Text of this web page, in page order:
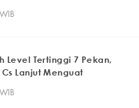
Level Tertinggi 7 Pekan,
Cs Lanjut Menguat